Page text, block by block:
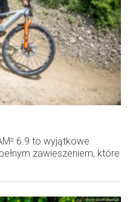
6.9 to wyjątkowe
zawieszeniem, które